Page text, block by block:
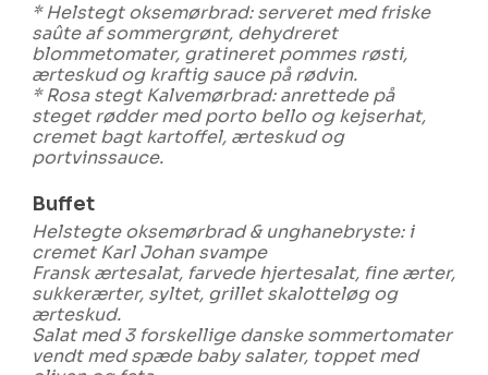
* Helstegt oksemørbrad: serveret med friske
saûte af sommergrønt, dehydreret
blommetomater, gratineret pommes røsti,
ærteskud og kraftig sauce på rødvin.
* Rosa stegt Kalvemørbrad: anrettede på
steget rødder med porto bello og kejserhat,
cremet bagt kartoffel, ærteskud og
portvinssauce.
Buffet
Helstegte oksemørbrad & unghanebryste: i
cremet Karl Johan svampe
Fransk ærtesalat, farvede hjertesalat, fine ærter,
sukkerærter, syltet, grillet skalotteløg og
ærteskud.
Salat med 3 forskellige danske sommertomater
vendt med spæde baby salater, toppet med